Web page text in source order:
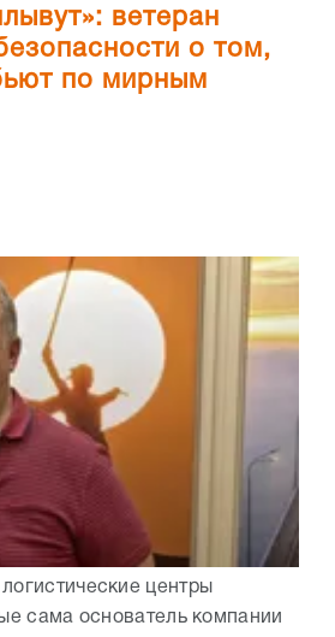
ветеран
о том,
по мирным
центры
сама основатель компании